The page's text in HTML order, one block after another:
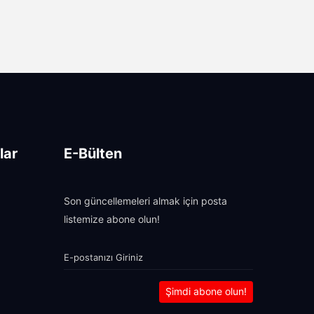
E-Bülten
Son güncellemeleri almak için posta
listemize abone olun!
Şimdi abone olun!